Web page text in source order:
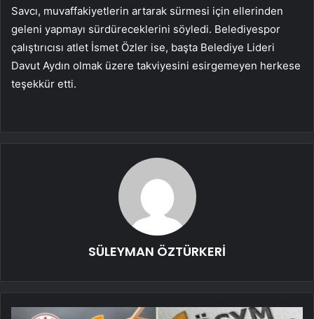
Savcı, muvaffakiyetlerin artarak sürmesi için ellerinden
geleni yapmayı sürdüreceklerini söyledi. Belediyespor
çalıştırıcısı atlet İsmet Özler ise, başta Belediye Lideri
Davut Aydın olmak üzere takviyesini esirgemeyen herkese
teşekkür etti.
SÜLEYMAN ÖZTÜRKERİ